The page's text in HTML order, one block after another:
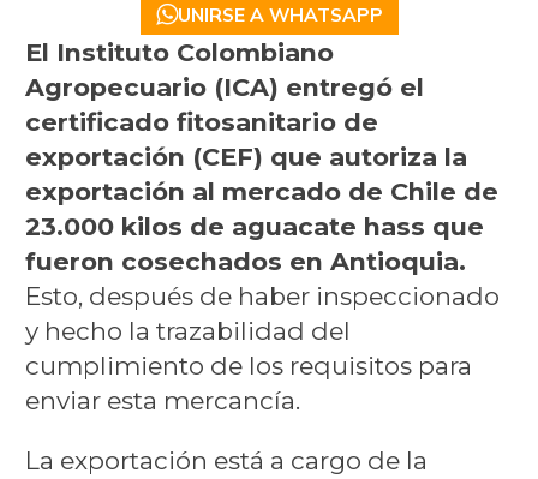
UNIRSE A WHATSAPP
El Instituto Colombiano
Agropecuario (ICA) entregó el
certificado fitosanitario de
exportación (CEF) que autoriza la
exportación al mercado de Chile de
23.000 kilos de aguacate hass que
fueron cosechados en Antioquia.
Esto, después de haber inspeccionado
y hecho la trazabilidad del
cumplimiento de los requisitos para
enviar esta mercancía.
La exportación está a cargo de la